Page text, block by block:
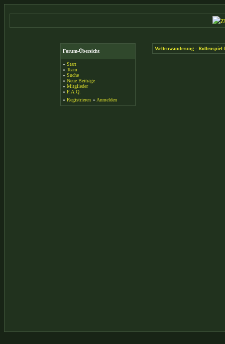
Forum-Übersicht
» Start
» Team
» Suche
» Neue Beiträge
» Mitglieder
» F.A.Q.
» Registrieren » Anmelden
Weltenwanderung -